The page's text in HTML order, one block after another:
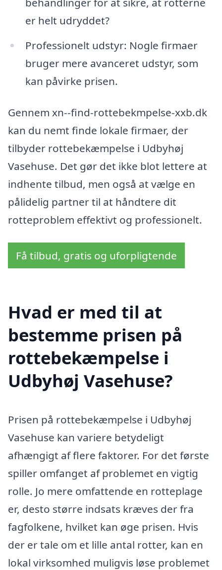
er helt udryddet?
Professionelt udstyr: Nogle firmaer
bruger mere avanceret udstyr, som
kan påvirke prisen.
Gennem xn--find-rottebekmpelse-xxb.dk
kan du nemt finde lokale firmaer, der
tilbyder rottebekæmpelse i Udbyhøj
Vasehuse. Det gør det ikke blot lettere at
indhente tilbud, men også at vælge en
pålidelig partner til at håndtere dit
rotteproblem effektivt og professionelt.
Få tilbud, gratis og uforpligtende
Hvad er med til at
bestemme prisen på
rottebekæmpelse i
Udbyhøj Vasehuse?
Prisen på rottebekæmpelse i Udbyhøj
Vasehuse kan variere betydeligt
afhængigt af flere faktorer. For det første
spiller omfanget af problemet en vigtig
rolle. Jo mere omfattende en rotteplage
er, desto større indsats kræves der fra
fagfolkene, hvilket kan øge prisen. Hvis
der er tale om et lille antal rotter, kan en
lokal virksomhed muligvis løse problemet